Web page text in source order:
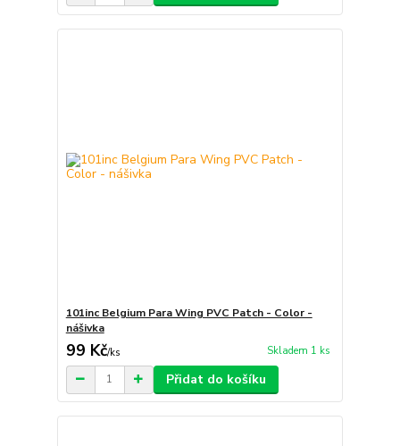
101inc Belgium Para Wing PVC Patch - Color -
nášivka
99 Kč/ks Skladem 1 ks
Přidat do košíku